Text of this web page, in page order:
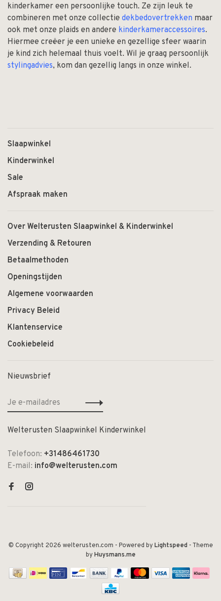
kinderkamer een persoonlijke touch. Ze zijn leuk te
combineren met onze collectie dekbedovertrekken maar
ook met onze plaids en andere kinderkameraccessoires.
Hiermee creëer je een unieke en gezellige sfeer waarin
je kind zich helemaal thuis voelt. Wil je graag persoonlijk
stylingadvies, kom dan gezellig langs in onze winkel.
Slaapwinkel
Kinderwinkel
Sale
Afspraak maken
Over Welterusten Slaapwinkel & Kinderwinkel
Verzending & Retouren
Betaalmethoden
Openingstijden
Algemene voorwaarden
Privacy Beleid
Klantenservice
Cookiebeleid
Nieuwsbrief
Welterusten Slaapwinkel Kinderwinkel
Telefoon: +31486461730
E-mail: info@welterusten.com
© Copyright 2026 welterusten.com - Powered byLightspeed- Theme
byHuysmans.me